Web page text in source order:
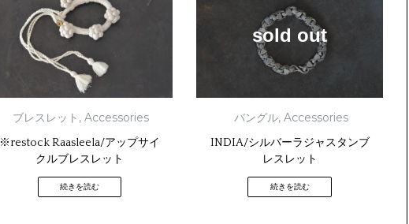
ブレスレット , Accessories
※restock Raasleela/アップサイ
クルブレスレット
続きを読む
sold out
バングル, Accessories
INDIA/シルバーラジャスタンブ
レスレット
続きを読む